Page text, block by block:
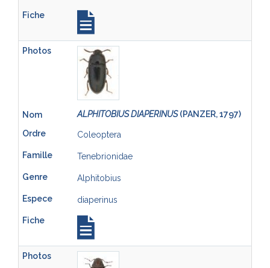
ALPHITOBIUS DIAPERINUS(PANZER, 1797)
Coleoptera
Tenebrionidae
Alphitobius
diaperinus